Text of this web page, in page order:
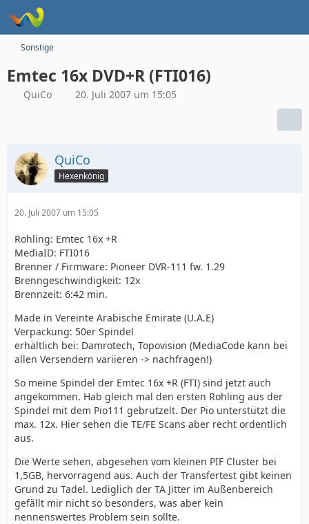
Sonstige
Emtec 16x DVD+R (FTI016)
QuiCo 20. Juli 2007 um 15:05
QuiCo
Hexenkönig
20. Juli 2007 um 15:05
Rohling: Emtec 16x +R
MediaID: FTI016
Brenner / Firmware: Pioneer DVR-111 fw. 1.29
Brenngeschwindigkeit: 12x
Brennzeit: 6:42 min.
Made in Vereinte Arabische Emirate (U.A.E)
Verpackung: 50er Spindel
erhältlich bei: Damrotech, Topovision (MediaCode kann bei
allen Versendern variieren -> nachfragen!)
So meine Spindel der Emtec 16x +R (FTI) sind jetzt auch
angekommen. Hab gleich mal den ersten Rohling aus der
Spindel mit dem Pio111 gebrutzelt. Der Pio unterstützt die
max. 12x. Hier sehen die TE/FE Scans aber recht ordentlich
aus.
Die Werte sehen, abgesehen vom kleinen PIF Cluster bei
1,5GB, hervorragend aus. Auch der Transfertest gibt keinen
Grund zu Tadel. Lediglich der TA Jitter im Außenbereich
gefällt mir nicht so besonders, was aber kein
nennenswertes Problem sein sollte.